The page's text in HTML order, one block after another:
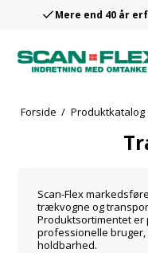
Mere end 40 år
Forside / Produktkatalog
Scan-Flex
trækvogne og
Produktsortimentet
professionelle
holdbarhed.